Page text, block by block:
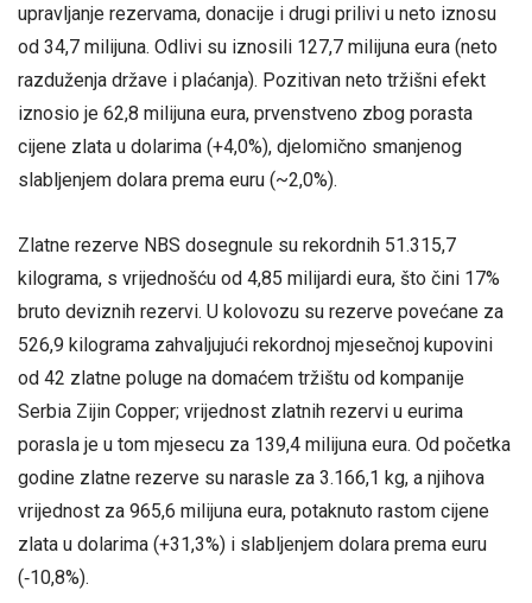
upravljanje rezervama, donacije i drugi prilivi u neto iznosu
od 34,7 milijuna. Odlivi su iznosili 127,7 milijuna eura (neto
razduženja države i plaćanja). Pozitivan neto tržišni efekt
iznosio je 62,8 milijuna eura, prvenstveno zbog porasta
cijene zlata u dolarima (+4,0%), djelomično smanjenog
slabljenjem dolara prema euru (~2,0%).
Zlatne rezerve NBS dosegnule su rekordnih 51.315,7
kilograma, s vrijednošću od 4,85 milijardi eura, što čini 17%
bruto deviznih rezervi. U kolovozu su rezerve povećane za
526,9 kilograma zahvaljujući rekordnoj mjesečnoj kupovini
od 42 zlatne poluge na domaćem tržištu od kompanije
Serbia Zijin Copper; vrijednost zlatnih rezervi u eurima
porasla je u tom mjesecu za 139,4 milijuna eura. Od početka
godine zlatne rezerve su narasle za 3.166,1 kg, a njihova
vrijednost za 965,6 milijuna eura, potaknuto rastom cijene
zlata u dolarima (+31,3%) i slabljenjem dolara prema euru
(‑10,8%).